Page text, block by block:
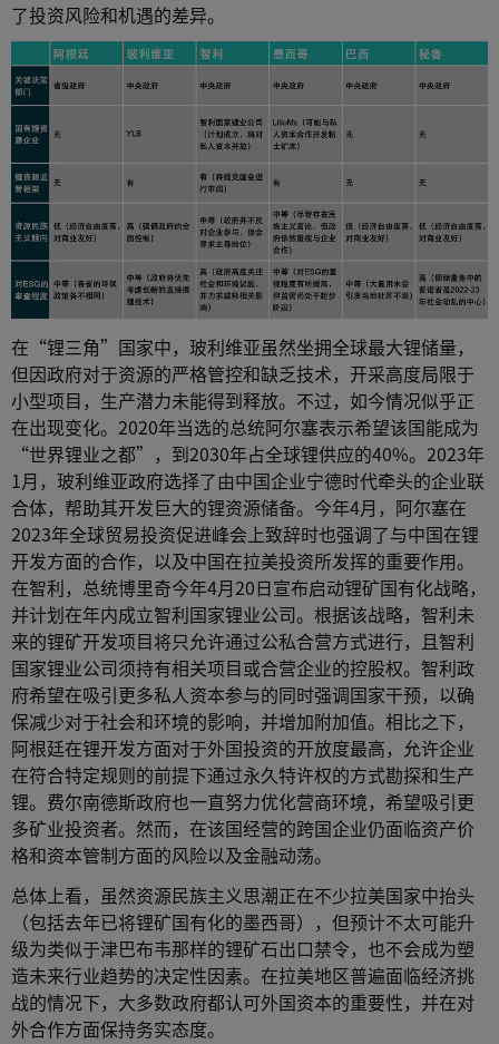
了投资风险和机遇的差异。
在“锂三角”国家中，玻利维亚虽然坐拥全球最大锂储量，
但因政府对于资源的严格管控和缺乏技术，开采高度局限于
小型项目，生产潜力未能得到释放。不过，如今情况似乎正
在出现变化。2020年当选的总统阿尔塞表示希望该国能成为
“世界锂业之都”，到2030年占全球锂供应的40%。2023年
1月，玻利维亚政府选择了由中国企业宁德时代牵头的企业联
合体，帮助其开发巨大的锂资源储备。今年4月，阿尔塞在
2023年全球贸易投资促进峰会上致辞时也强调了与中国在锂
开发方面的合作，以及中国在拉美投资所发挥的重要作用。
在智利，总统博里奇今年4月20日宣布启动锂矿国有化战略，
并计划在年内成立智利国家锂业公司。根据该战略，智利未
来的锂矿开发项目将只允许通过公私合营方式进行，且智利
国家锂业公司须持有相关项目或合营企业的控股权。智利政
府希望在吸引更多私人资本参与的同时强调国家干预，以确
保减少对于社会和环境的影响，并增加附加值。相比之下，
阿根廷在锂开发方面对于外国投资的开放度最高，允许企业
在符合特定规则的前提下通过永久特许权的方式勘探和生产
锂。费尔南德斯政府也一直努力优化营商环境，希望吸引更
多矿业投资者。然而，在该国经营的跨国企业仍面临资产价
格和资本管制方面的风险以及金融动荡。
总体上看，虽然资源民族主义思潮正在不少拉美国家中抬头
（包括去年已将锂矿国有化的墨西哥），但预计不太可能升
级为类似于津巴布韦那样的锂矿石出口禁令，也不会成为塑
造未来行业趋势的决定性因素。在拉美地区普遍面临经济挑
战的情况下，大多数政府都认可外国资本的重要性，并在对
外合作方面保持务实态度。